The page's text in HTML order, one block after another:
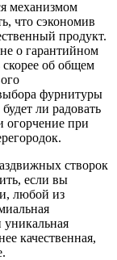
механизмом
что сэкономив
продукт.
о гарантийном
об общем
фурнитуры
ли радовать
огорчение при
створок
если вы
любой из
уникальная
качественная,